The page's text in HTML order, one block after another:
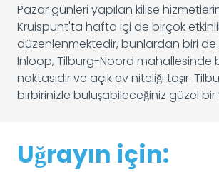
Pazar günleri yapılan kilise
Kruispunt'ta hafta içi de birçok
düzenlenmektedir, bunlardan biri de
Inloop, Tilburg-Noord mahallesinde
noktasıdır ve açık ev niteliği taşır.
birbirinizle buluşabileceğiniz güzel bir
Uğrayın için: